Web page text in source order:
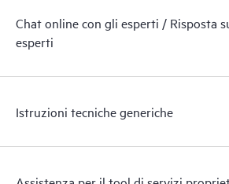
Chat online con gli esperti / Risposta
esperti
Istruzioni tecniche generiche